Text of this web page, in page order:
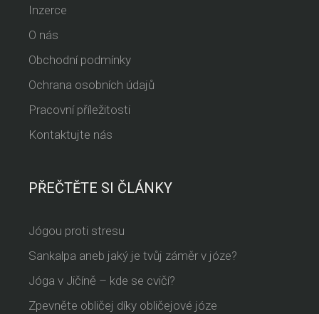
Inzerce
O nás
Obchodní podmínky
Ochrana osobních údajů
Pracovní příležitosti
Kontaktujte nás
PŘEČTĚTE SI ČLÁNKY
Jógou proti stresu
Sankalpa aneb jaký je tvůj záměr v józe?
Jóga v Jičíně – kde se cvičí?
Zpevněte obličej díky obličejové józe